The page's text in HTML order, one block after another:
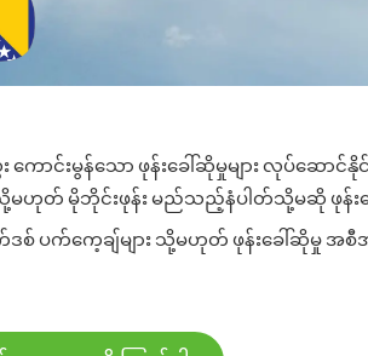
ကောင်းမွန်သော ဖုန်းခေါ်ဆိုမှုများ လုပ်ဆောင်
း သို့မဟုတ် မိုဘိုင်းဖုန်း မည်သည့်နံပါတ်သို့မဆို ဖုန်းခ
က်ဒစ် ပက်ကေ့ချ်များ သို့မဟုတ် ဖုန်းခေါ်ဆိုမှု